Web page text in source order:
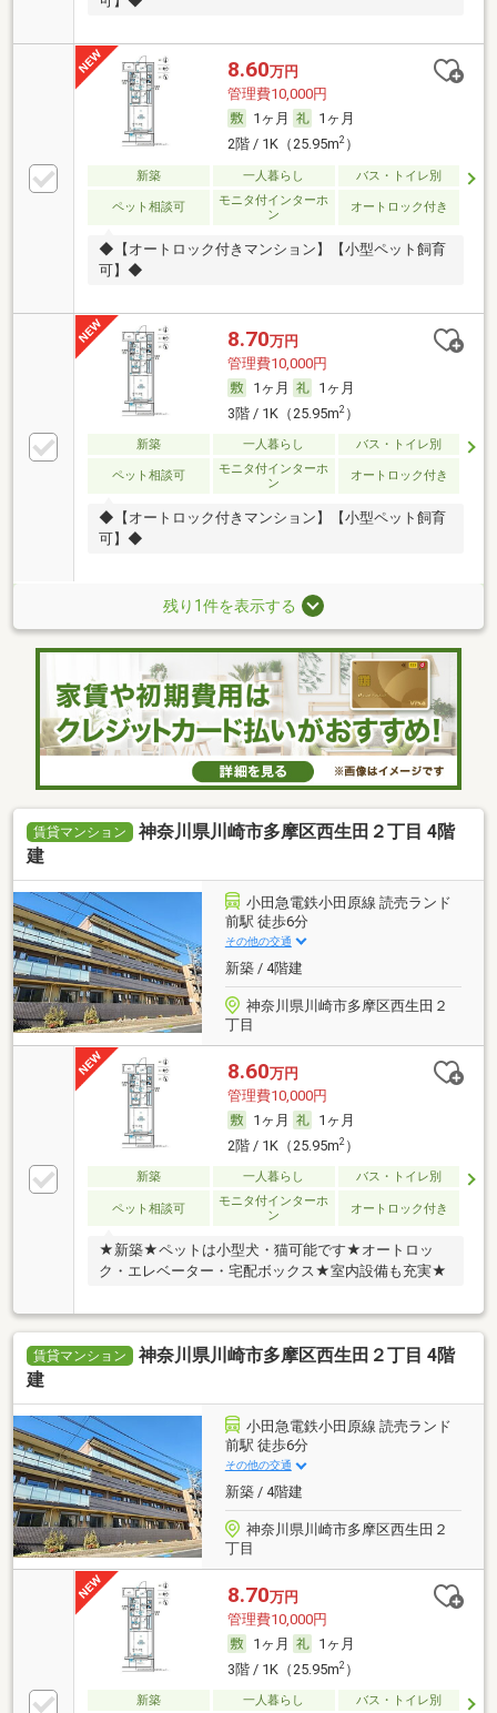
8.60万円
管理費10,000円
1ヶ月
1ヶ月
2階 / 1K（25.95m2）
新築 一人暮らし バス・トイレ別
ペット相談可
モニタ付インターホ
ン
オートロック付き
◆【オートロック付きマンション】【小型ペット飼育
可】◆
8.70万円
管理費10,000円
1ヶ月
1ヶ月
3階 / 1K（25.95m2）
新築 一人暮らし バス・トイレ別
ペット相談可
モニタ付インターホ
ン
オートロック付き
◆【オートロック付きマンション】【小型ペット飼育
可】◆
残り1件を表示する
賃貸マンション
神奈川県川崎市多摩区西生田２丁目 4階
建
小田急電鉄小田原線 読売ランド
前駅 徒歩6分
その他の交通
新築 / 4階建
神奈川県川崎市多摩区西生田２
丁目
8.60万円
管理費10,000円
1ヶ月
1ヶ月
2階 / 1K（25.95m2）
新築 一人暮らし バス・トイレ別
ペット相談可
モニタ付インターホ
ン
オートロック付き
★新築★ペットは小型犬・猫可能です★オートロッ
ク・エレベーター・宅配ボックス★室内設備も充実★
賃貸マンション
神奈川県川崎市多摩区西生田２丁目 4階
建
小田急電鉄小田原線 読売ランド
前駅 徒歩6分
その他の交通
新築 / 4階建
神奈川県川崎市多摩区西生田２
丁目
8.70万円
管理費10,000円
1ヶ月
1ヶ月
3階 / 1K（25.95m2）
新築 一人暮らし バス・トイレ別